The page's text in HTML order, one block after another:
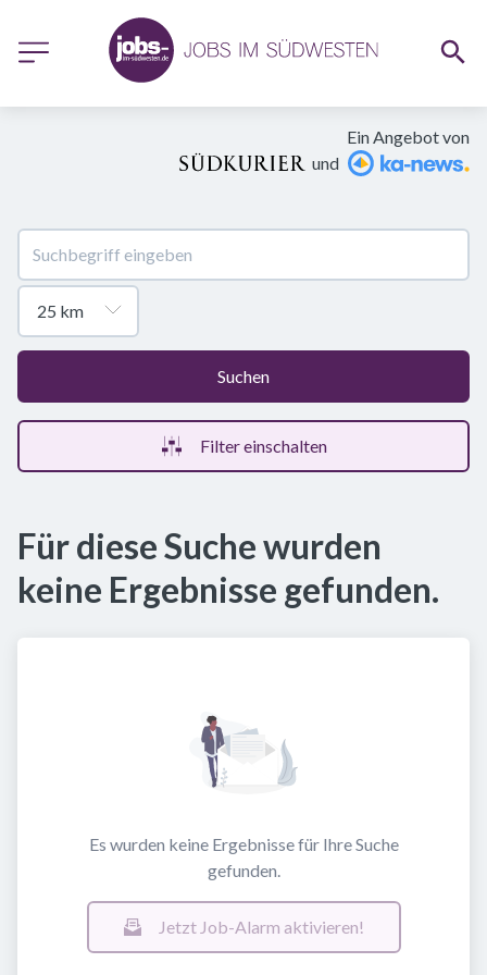
Ein Angebot von
und
Suchen
Filter einschalten
Für diese Suche wurden
keine Ergebnisse gefunden.
Es wurden keine Ergebnisse für Ihre Suche
gefunden.
Jetzt Job-Alarm aktivieren!